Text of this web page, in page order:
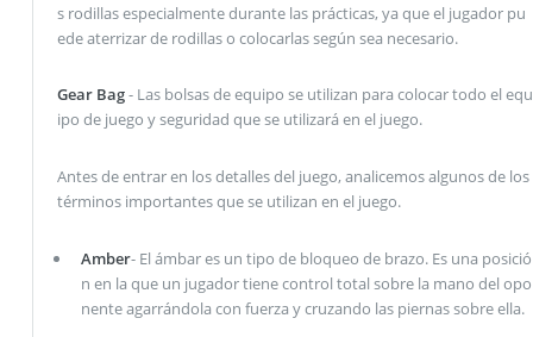
s rodillas especialmente durante las prácticas, ya que el jugador pu
ede aterrizar de rodillas o colocarlas según sea necesario.
Gear Bag- Las bolsas de equipo se utilizan para colocar todo el equ
ipo de juego y seguridad que se utilizará en el juego.
Antes de entrar en los detalles del juego, analicemos algunos de los
términos importantes que se utilizan en el juego.
Amber- El ámbar es un tipo de bloqueo de brazo. Es una posició
n en la que un jugador tiene control total sobre la mano del opo
nente agarrándola con fuerza y ​​cruzando las piernas sobre ella.